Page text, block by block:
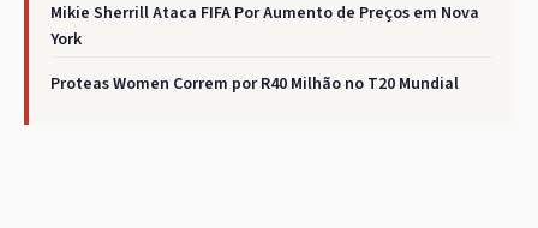
Mikie Sherrill Ataca FIFA Por Aumento de Preços em Nova
York
Proteas Women Correm por R40 Milhão no T20 Mundial